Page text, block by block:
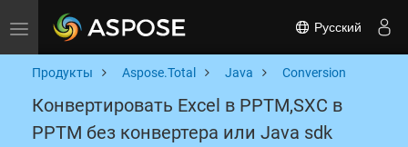
Toggle navigation Русский
Продукты Aspose.Total Java Conversion
Конвертировать Excel в PPTM,SXC в
PPTM без конвертера или Java sdk